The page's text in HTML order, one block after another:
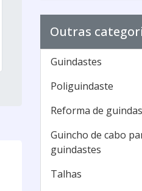
Outras
Guindastes
Poliguindaste
Reforma de
Guincho de cabo
guindastes
Talhas